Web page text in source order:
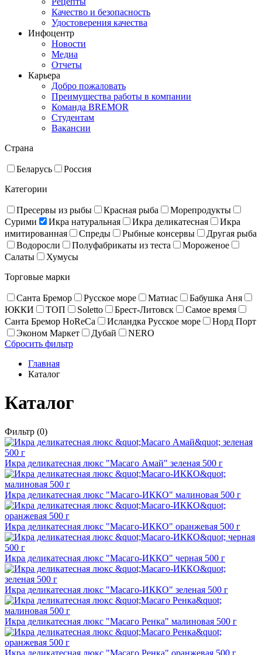
Качество и безопасность
Удостоверения качества
Инфоцентр
Новости
Медиа
Отчеты
Карьера
Добро пожаловать
Преимущества работы в компании
Команда BREMOR
Студентам
Вакансии
Страна
Беларусь
Россия
Категории
Пресервы из рыбы Красная рыба
Море­про­дукты
Сурими
Икра натуральная Икра деликатесная
Икра
имитированная
Спреды Рыбные консервы
Другая рыба
Водоросли
Полуфабрикаты из теста
Мороженое
Салаты
Хумусы
Торговые марки
Санта Бремор Русское море Матиас
Бабушка Аня
ЮККИ
ТОП Soletto Брест-Литовск
Самое время
Санта Бремор HoReCa
Исландка Русское море
Норд Порт
Эконом Маркет
Дубай
NERO
Сбросить фильтр
Главная
Каталог
Каталог
Фильтр (0)
Икра деликатесная люкс "Масаго Амай" зеленая 500 г
Икра деликатесная люкс "Масаго-ИККО" малиновая 500 г
Икра деликатесная люкс "Масаго-ИККО" оранжевая 500 г
Икра деликатесная люкс "Масаго-ИККО" черная 500 г
Икра деликатесная люкс "Масаго-ИККО" зеленая 500 г
Икра деликатесная люкс "Масаго Ренка" малиновая 500 г
Икра деликатесная люкс "Масаго Ренка" оранжевая 500 г